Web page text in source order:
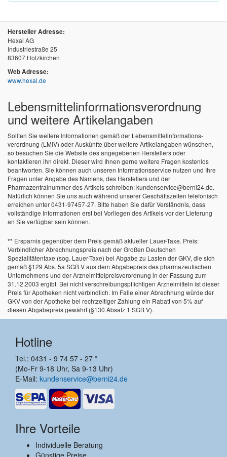
Hersteller Adresse:
Hexal AG
Industriestraße 25
83607 Holzkirchen
Web Adresse:
www.hexal.de
Lebensmittel­informations­verordnung
und weitere Artikelangaben
Sollten Sie weitere Informationen gemäß der Lebensmittel­informations­
verordnung (LMIV) oder Auskünfte über weitere Artikelangaben wünschen,
so besuchen Sie die Website des angegebenen Herstellers oder
kontaktieren ihn direkt. Dieser wird Ihnen gerne weitere Fragen kostenlos
beantworten. Sie können auch unseren Informationsservice nutzen und Ihre
Fragen unter Angabe des Namens, des Herstellers und der
Pharmazentralnummer des Artikels schreiben: kundenservice@berni24.de.
Natürlich können Sie uns auch während unserer Geschäftszeiten telefonisch
erreichen unter 0431-97457-27. Bitte haben Sie dafür Verständnis, dass
vollständige Informationen erst bei Vorliegen des Artikels vor der Lieferung
an Sie verfügbar sein können.
** Ersparnis gegenüber dem Preis gemäß aktueller Lauer-Taxe. Preis:
Verbindlicher Abrechnungspreis nach der Großen Deutschen
Spezialitätentaxe (sog. Lauer-Taxe) bei Abgabe zu Lasten der GKV, die sich
gemäß §129 Abs. 5a SGB V aus dem Abgabepreis des pharmazeutischen
Unternehmens und der Arzneimittelpreisverordnung in der Fassung zum
31.12.2003 ergibt. Bei nicht verschreibungspflichtigen Arzneimitteln ist dieser
Preis für Apotheken nicht verbindlich. Im Falle einer Abrechnung würde der
GKV von der Apotheke bei rechtzeitiger Zahlung ein Rabatt von 5% auf
diesen Abgabepreis gewährt (§130 Absatz 1 SGB V).
Hotline
Tel.: 0431 - 9 74 57 - 27 *
(Mo-Fr 9-18 Uhr, Sa 9-13 Uhr)
E-Mail: kundenservice@berni24.de
Ihre Vorteile
Individuelle Beratung
Günstige Preise